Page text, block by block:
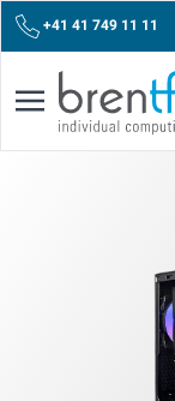
+41 41 749 11 11